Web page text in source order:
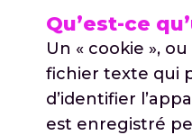
Qu’est-ce
Un « cookie »,
fichier texte qui
d’identifier
est enregistré